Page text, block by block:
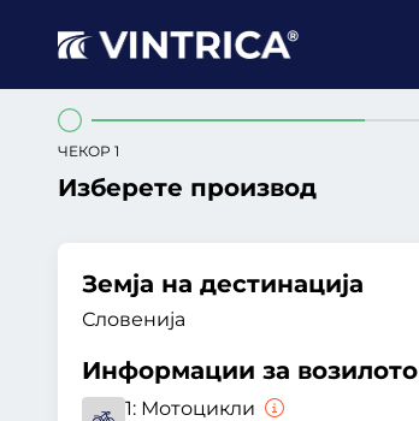
ЧЕКОР 1
Изберете производ
Земја на дестинација
Словенија
Информации за возилото
1: Мотоцикли